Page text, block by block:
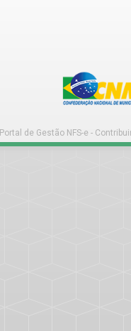
Portal de Gestão NFS-e -